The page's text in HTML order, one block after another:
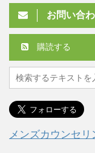
お問い合
購読する
メンズカウンセリ